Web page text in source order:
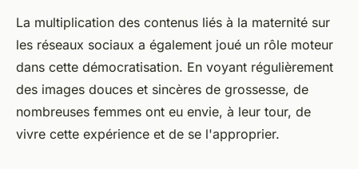
La multiplication des contenus liés à la maternité sur
les réseaux sociaux a également joué un rôle moteur
dans cette démocratisation. En voyant régulièrement
des images douces et sincères de grossesse, de
nombreuses femmes ont eu envie, à leur tour, de
vivre cette expérience et de se l'approprier.